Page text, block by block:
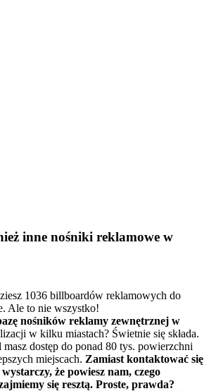
inne nośniki reklamowe w
1036 billboardów reklamowych do
Ale to nie wszystko!
nośników reklamy zewnętrznej w
w kilku miastach? Świetnie się składa.
dostęp do ponad 80 tys. powierzchni
miejscach. Zamiast kontaktować się
że powiesz nam, czego
się resztą. Proste, prawda?